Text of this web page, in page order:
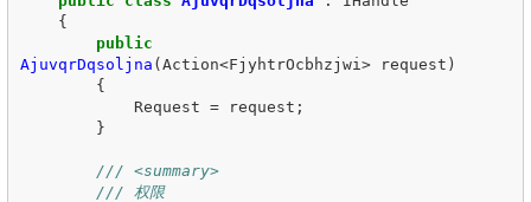
{
public
AjuvqrDqsoljna (Action<FjyhtrOcbhzjwi > request )
{
Request = request ;
}
/// <summary>
/// 权限